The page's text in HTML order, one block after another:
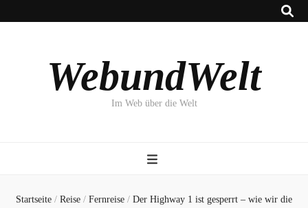
WebundWelt
Im Web über die Welt
Startseite / Reise / Fernreise / Der Highway 1 ist gesperrt – wie wir die